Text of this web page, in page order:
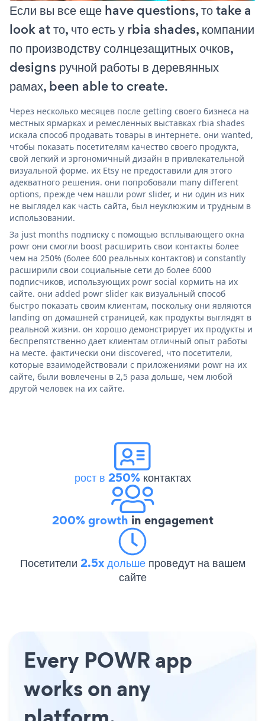
Если вы все еще have questions, то take a
look at то, что есть у rbia shades, компании
по производству солнцезащитных очков,
designs ручной работы в деревянных
рамах, been able to create.
Через несколько месяцев после getting своего бизнеса на
местных ярмарках и ремесленных выставках rbia shades
искала способ продавать товары в интернете. они wanted,
чтобы показать посетителям качество своего продукта,
свой легкий и эргономичный дизайн в привлекательной
визуальной форме. их Etsy не предоставили для этого
адекватного решения. они попробовали many different
options, прежде чем нашли powr slider, и ни один из них
не выглядел как часть сайта, был неуклюжим и трудным в
использовании.
За just months подписку с помощью всплывающего окна
powr они смогли boost расширить свои контакты более
чем на 250% (более 600 реальных контактов) и constantly
расширили свои социальные сети до более 6000
подписчиков, использующих powr social кормить на их
сайте. они added powr slider как визуальный способ
быстро показать своим клиентам, поскольку они являются
landing on домашней страницей, как продукты выглядят в
реальной жизни. он хорошо демонстрирует их продукты и
беспрепятственно дает клиентам отличный опыт работы
на месте. фактически они discovered, что посетители,
которые взаимодействовали с приложениями powr на их
сайте, были вовлечены в 2,5 раза дольше, чем любой
другой человек на их сайте.
рост в 250%контактах
200% growth in engagement
Посетители 2.5x дольше проведут на вашем
сайте
Every POWR app
works on any